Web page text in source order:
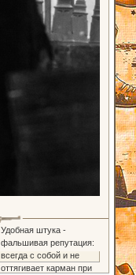
Удобная штука -
фальшивая репутация:
всегда с собой и не
оттягивает карман при